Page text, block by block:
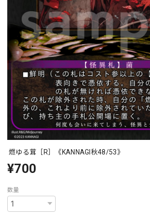
燃ゆる茸［R］《KANNAGI秋48/53》
¥700
数量